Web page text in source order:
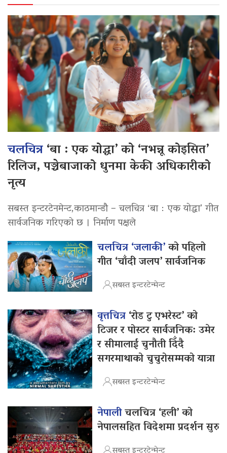
चलचित्र‘बा : एक योद्धा’ को ‘नभन्नू कोइसित’
रिलिज, पञ्चेबाजाको धुनमा केकी अधिकारीको
नृत्य
सबस्त इन्टरटेनमेन्ट,काठमान्डौ – चलचित्र ‘बा : एक योद्धा’ गीत
सार्वजनिक गरिएको छ । निर्माण पक्षले
चलचित्र ‘जलाकी’को पहिलो
गीत ‘चाँदी जलप’ सार्वजनिक
सबस्त इन्टरटेन्मेन्ट
वृत्तचित्र‘रोड टु एभरेस्ट’ को
टिजर र पोस्टर सार्वजनिक: उमेर
र सीमालाई चुनौती दिँदै
सगरमाथाको चुचुरोसम्मको यात्रा
सबस्त इन्टरटेन्मेन्ट
नेपालीचलचित्र ‘हली’ को
नेपालसहित विदेशमा प्रदर्शन सुरु